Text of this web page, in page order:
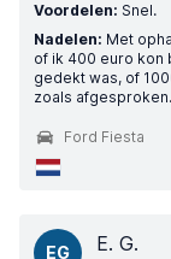
Voordelen: Snel.
Nadelen: Met
of ik 400 euro kon
gedekt was, of
zoals afgesproken.
Ford Fiesta
EG E. G.